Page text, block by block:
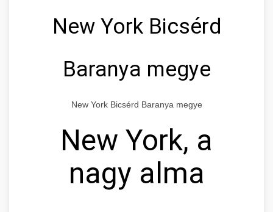
New York Bicsérd
Baranya megye
New York Bicsérd Baranya megye
New York, a
nagy alma